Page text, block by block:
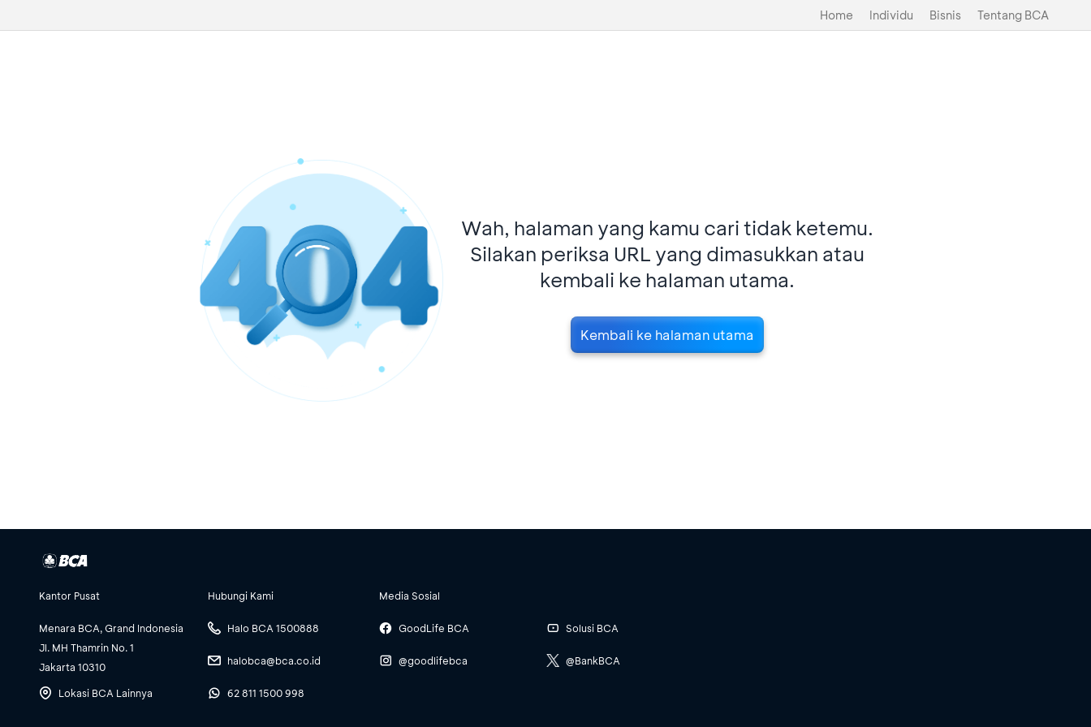
Home Individu Bisnis Tentang BCA
Wah, halaman yang kamu cari tidak ketemu.
Silakan periksa URL yang dimasukkan atau
kembali ke halaman utama.
Kembali ke halaman utama
Kantor Pusat
Menara BCA, Grand Indonesia
Jl. MH Thamrin No. 1
Jakarta 10310
Lokasi BCA Lainnya
Hubungi Kami
Halo BCA 1500888
halobca@bca.co.id
62 811 1500 998
Media Sosial
GoodLife BCA
@goodlifebca
Solusi BCA
@BankBCA